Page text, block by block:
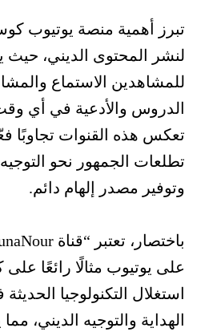
تبرز أهمية منصة يوتيوب
لنشر المحتوى الديني، حيث
للمشاهدين الاستماع
الدروس والأدعية في أي
تعكس هذه القنوات تجاوبًا
تطلعات الجمهور نحو
وتوفير مصدر إلهام دائم.
على يوتيوب مثالًا رائعًا على
استغلال التكنولوجيا
الهداية والتوجيه الديني،